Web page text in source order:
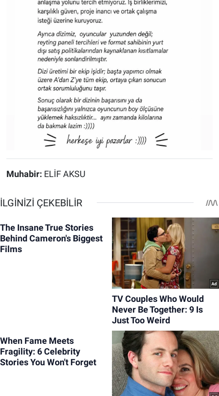
Muhabir: ELİF AKSU